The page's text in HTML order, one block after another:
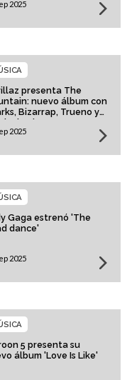
2025
presenta The
nuevo álbum con
Bizarrap, Trueno y
invitados
2025
Gaga estrenó 'The
dance'
2025
5 presenta su
álbum 'Love Is Like'